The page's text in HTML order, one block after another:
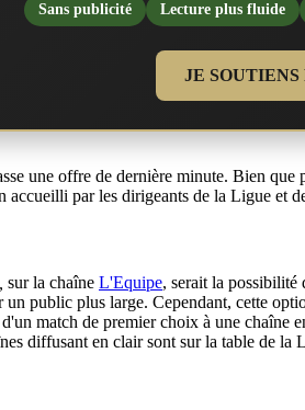
Sans publicité Lecture plus fluide
JE
une offre de dernière minute. Bien
accueilli par les dirigeants de la Ligue et
sur la chaîne L'Equipe, serait la possibilité
public plus large. Cependant, cette
match de premier choix à une chaîne
diffusant en clair sont sur la table de la